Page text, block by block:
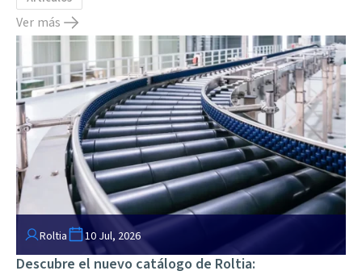
Ver más
Roltia 10 Jul, 2026
Descubre el nuevo catálogo de Roltia: